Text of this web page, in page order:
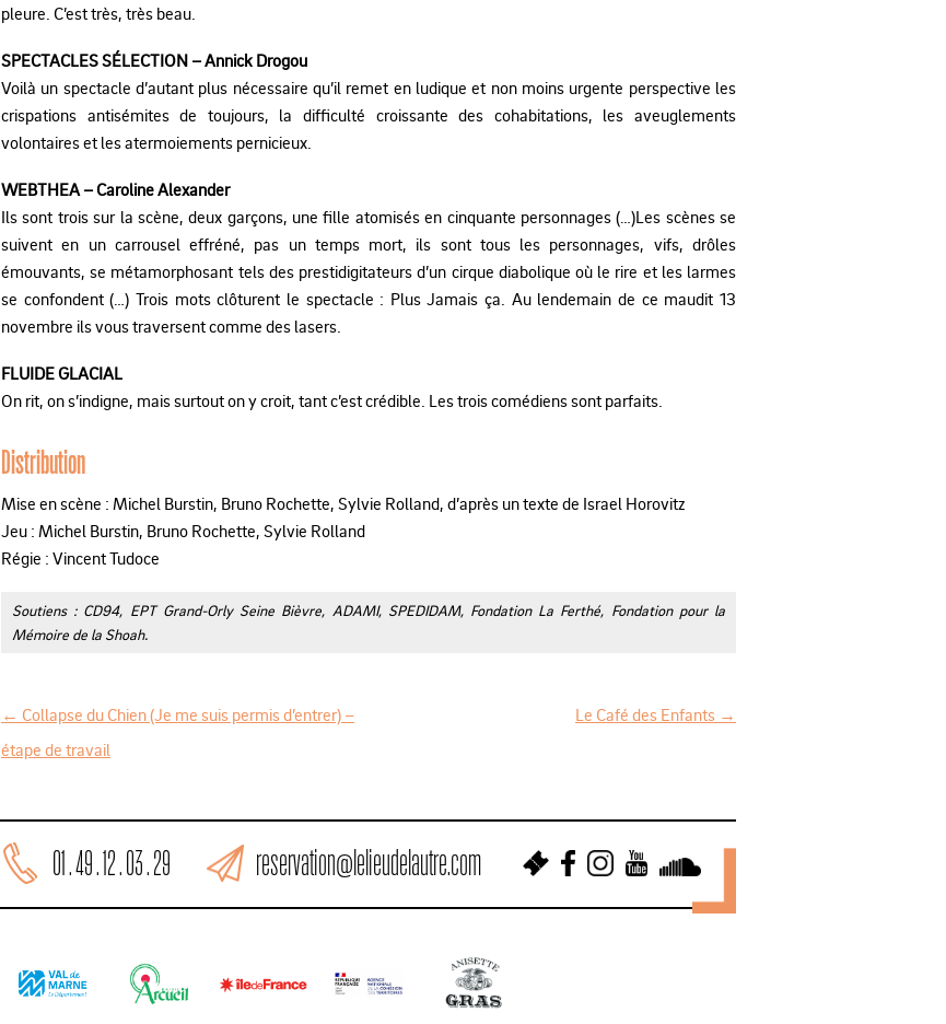
pleure. C’est très, très beau.
SPECTACLES SÉLECTION – Annick Drogou
Voilà un spectacle d’autant plus nécessaire qu’il remet en ludique et non moins urgente perspective les
crispations antisémites de toujours, la difficulté croissante des cohabitations, les aveuglements
volontaires et les atermoiements pernicieux.
WEBTHEA – Caroline Alexander
Ils sont trois sur la scène, deux garçons, une fille atomisés en cinquante personnages (…)Les scènes se
suivent en un carrousel effréné, pas un temps mort, ils sont tous les personnages, vifs, drôles
émouvants, se métamorphosant tels des prestidigitateurs d’un cirque diabolique où le rire et les larmes
se confondent (…) Trois mots clôturent le spectacle : Plus Jamais ça. Au lendemain de ce maudit 13
novembre ils vous traversent comme des lasers.
FLUIDE GLACIAL
On rit, on s’indigne, mais surtout on y croit, tant c’est crédible. Les trois comédiens sont parfaits.
Distribution
Mise en scène : Michel Burstin, Bruno Rochette, Sylvie Rolland, d’après un texte de Israel Horovitz
Jeu : Michel Burstin, Bruno Rochette, Sylvie Rolland
Régie : Vincent Tudoce
Soutiens : CD94, EPT Grand-Orly Seine Bièvre, ADAMI, SPEDIDAM, Fondation La Ferthé, Fondation pour la
Mémoire de la Shoah.
g
← Collapse du Chien (Je me suis permis d’entrer) –
étape de travail
Le Café des Enfants →
01 . 49 . 12 . 03 . 29 reservation@lelieudelautre.com